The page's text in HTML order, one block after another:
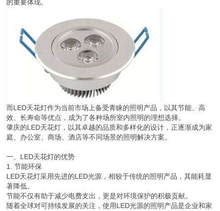
的重要体现。
而LED天花灯作为当前市场上备受青睐的照明产品，以其节能、高
效、长寿命等优点，成为了各种场所室内照明的理想选择。
肇庆的LED天花灯，以其卓越的品质和多样化的设计，正逐渐成为家
庭、办公室、商场、酒店等不同场景的照明解决方案。
一、LED天花灯的优势
1. 节能环保
LED天花灯采用先进的LED光源，相较于传统的照明产品，其能耗显
著降低。
节能不仅有助于减少电费支出，更是对环境保护的积极贡献。
随着全球对可持续发展的关注，使用LED光源的照明产品是企业和家